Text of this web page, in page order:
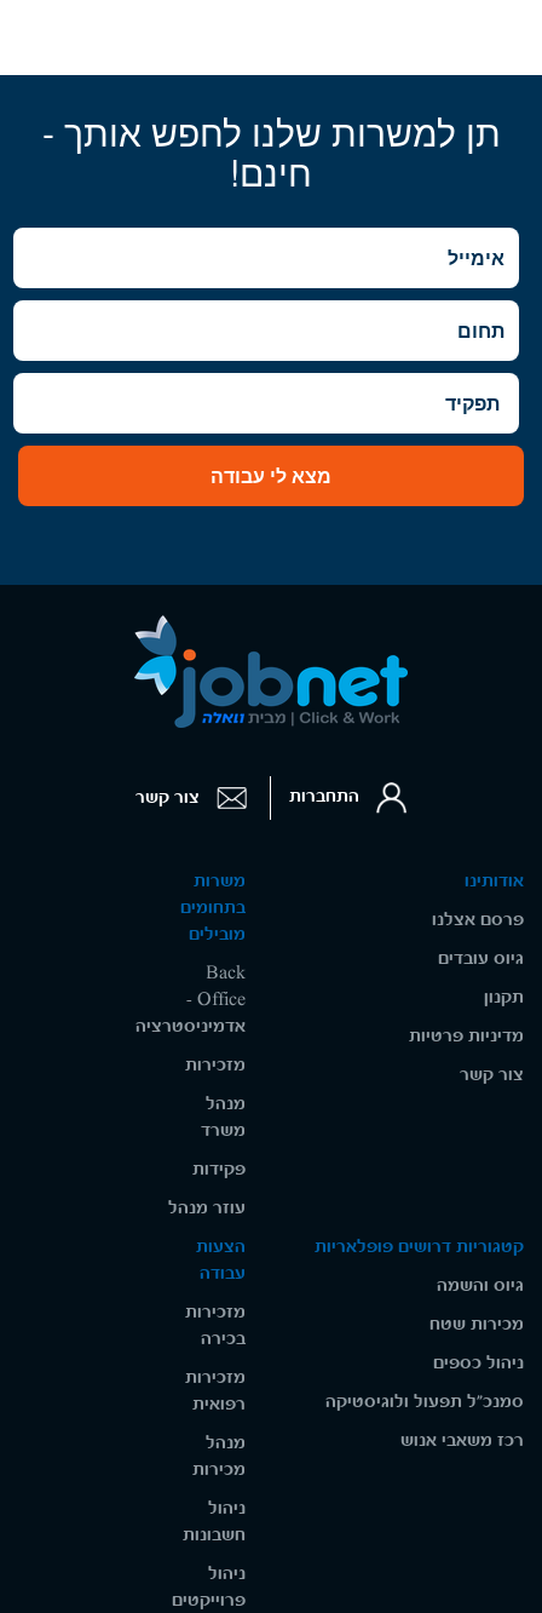
תן למשרות שלנו לחפש אותך -
חינם!
מצא לי עבודה
אודותינו
פרסם אצלנו
גיוס עובדים
תקנון
מדיניות פרטיות
צור קשר
משרות
בתחומים
מובילים
Back
Office -
אדמיניסטרציה
מזכירות
מנהל
משרד
פקידות
עוזר מנהל
קטגוריות דרושים פופלאריות
גיוס והשמה
מכירות שטח
ניהול כספים
סמנכ"ל תפעול ולוגיסטיקה
רכז משאבי אנוש
הצעות
עבודה
מזכירות
בכירה
מזכירות
רפואית
מנהל
מכירות
ניהול
חשבונות
ניהול
פרוייקטים